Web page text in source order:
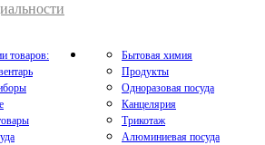
товаров:
Бытовая химия
Продукты
Одноразовая посуда
Канцелярия
Трикотаж
Алюминиевая посуда